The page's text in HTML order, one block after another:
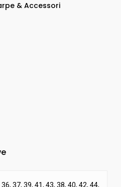
& Accessori
36, 37, 39, 41, 43, 38, 40, 42, 44,